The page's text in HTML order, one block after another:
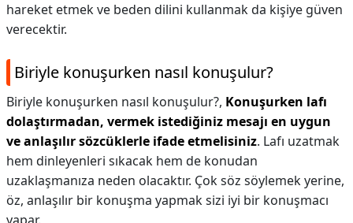
hareket etmek ve beden dilini kullanmak da kişiye güven
verecektir.
Biriyle konuşurken nasıl konuşulur?
Biriyle konuşurken nasıl konuşulur?, Konuşurken lafı
dolaştırmadan, vermek istediğiniz mesajı en uygun
ve anlaşılır sözcüklerle ifade etmelisiniz. Lafı uzatmak
hem dinleyenleri sıkacak hem de konudan
uzaklaşmanıza neden olacaktır. Çok söz söylemek yerine,
öz, anlaşılır bir konuşma yapmak sizi iyi bir konuşmacı